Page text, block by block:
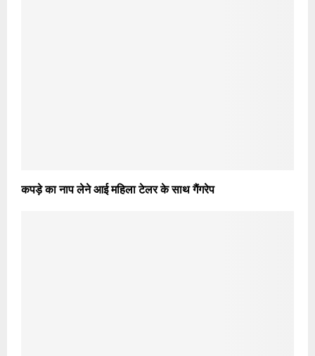
कपड़े का नाप लेने आई महिला टेलर के साथ गैंगरेप